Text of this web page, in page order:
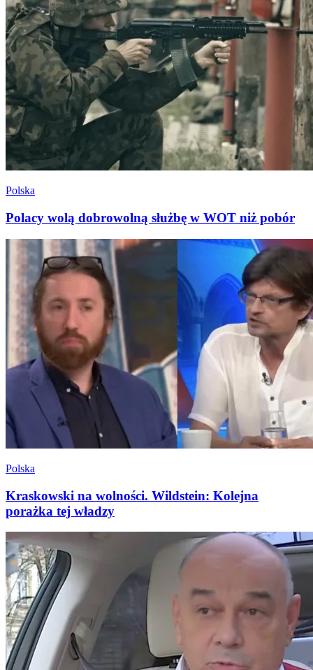
Polska
Polacy wolą dobrowolną służbę w WOT niż pobór
Polska
Kraskowski na wolności. Wildstein: Kolejna
porażka tej władzy